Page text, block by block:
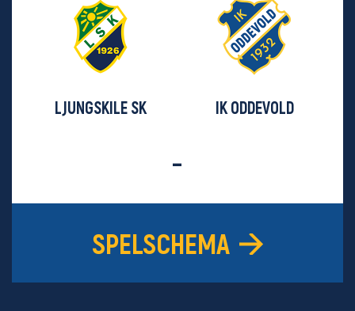
LJUNGSKILE SK IK ODDEVOLD
-
SPELSCHEMA